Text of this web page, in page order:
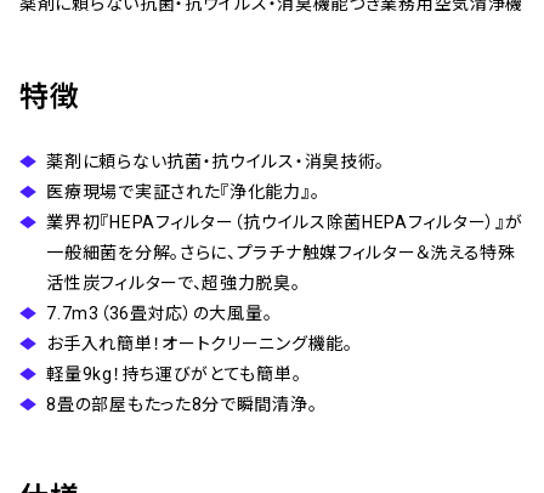
薬剤に頼らない抗菌・抗ウイルス・消臭機能つき業務用空気清浄機
特徴
薬剤に頼らない抗菌・抗ウイルス・消臭技術。
医療現場で実証された『浄化能力』。
業界初『HEPAフィルター（抗ウイルス除菌HEPAフィルター）』が
一般細菌を分解。さらに、プラチナ触媒フィルター＆洗える特殊
活性炭フィルターで、超強力脱臭。
7.7m3（36畳対応）の大風量。
お手入れ簡単！オートクリーニング機能。
軽量9kg！持ち運びがとても簡単。
8畳の部屋もたった8分で瞬間清浄。